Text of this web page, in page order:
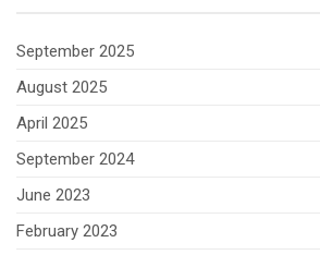
September 2025
August 2025
April 2025
September 2024
June 2023
February 2023